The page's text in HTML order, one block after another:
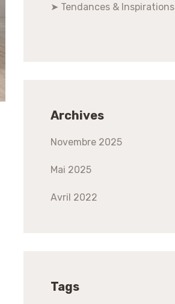
➤ Tendances & Inspirations
Archives
Novembre 2025
Mai 2025
Avril 2022
Tags